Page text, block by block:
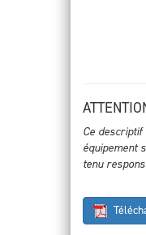
Ce
équipement
tenu